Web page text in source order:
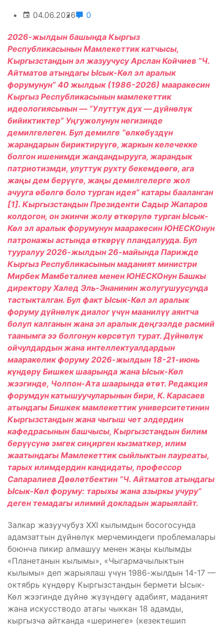
04.06.2026 0
2026-жылдын башында Кыргыз
Республикасынын Мамлекеттик катчысы,
Кыргызстандын эл жазуучусу Арслан Койчиев “Ч.
Айтматов атындагы Ысык-Көл эл аралык
форумунун” 40 жылдык (1986-2026) мааракесин
Кыргыз Республикасынын мамлекеттик
идеологиясынын — “Улуттук дух — дүйнөлүк
бийиктиктер” Уңгужолунун негизинде
демилгелеген. Бул демилге “өлкөбүздүн
жарандарын бириктирүүгө, жаркын келечекке
болгон ишенимди жандандырууга, жарандык
патриотизмди, улуттук рухту бекемдөөгө, ага
жаңы дем берүүгө, жаңы демилгелерге жол
ачууга өбөлгө боло турган идея” катары бааланган
[1]. Кыргызстандын Президенти Садыр Жапаров
колдогон, он экинчи жолу өткөрүлө турган Ысык-
Көл эл аралык форумунун мааракесин ЮНЕСКОнун
патронажы астында өткөрүү пландалууда. Бул
тууралуу 2026-жылдын 26-майында Парижде
Кыргыз Республикасынын маданият министри
Мирбек Мамбеталиев менен ЮНЕСКОнун Башкы
директору Халед Эль-Энанинин жолугушуусунда
тастыкталган. Бул факт Ысык-Көл эл аралык
форуму дүйнөлүк диалог үчүн маанилүү аянтча
болуп калганын жана эл аралык деңгээлде расмий
таанымга ээ болгонун көрсөтүп турат. Дүйнөлүк
ойчулдардын жана интеллектуалдардын
мааракелик форуму 2026-жылдын 18-21-июнь
күндөрү Бишкек шаарында жана Ысык-Көл
жээгинде, Чолпон-Ата шаарында өтөт. Редакция
форумдун катышуучуларынын бири, К. Карасаев
атындагы Бишкек мамлекеттик университетинин
Кыргызстандын жана чыгыш чет элдердин
кафедрасынын башчысы, Кыргызстандын билим
берүүсүнө эмгек сиңирген кызматкер, илим
жаатындагы Мамлекеттик сыйлыктын лауреаты,
тарых илимдердин кандидаты, профессор
Сапаралиев Дөөлөтбектин “Ч. Айтматов атындагы
Ысык-Көл форуму: тарыхы жана азыркы учуру”
деген темадагы илимий докладын жарыялайт.
Залкар жазуучубуз XXI кылымдын босогосунда
адамзаттын дүйнөлүк мерчеминдеги проблемалары
боюнча пикир алмашуу менен жаңы кылымды
«Планетанын кылымы», «Чыгармачылыктын
кылымы» деп жарыялаш үчүн 1986-жылдын 14-17 —
октябрь күндөрү Кыргызстандын бермети Ысык-
Көл жээгинде дүйнө жүзүндөгү адабият, маданият
жана искусстводо атагы чыккан 18 адамды,
кыргызча айтканда «шеринеге» (кезектешип